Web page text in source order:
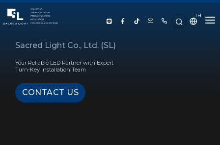
TH
HOME
ABOUT US
PRODUCT
Sacred Light Co., Ltd. (SL)
Your Reliable LED Partner with Expert
Turn-Key Installation Team
CONTACT US